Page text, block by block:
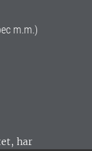
m.m.)
har